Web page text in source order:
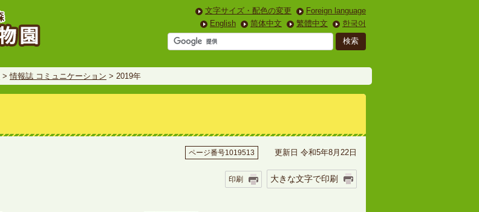
文字サイズ・配色の変更
Foreign language
English
简体中文 繁體中文 한국어
>情報誌 コミュニケーション > 2019年
ページ番号1019513 更新日 令和5年8月22日
印刷 大きな文字で印刷